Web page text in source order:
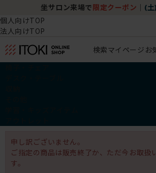
坐サロン来場で 限定クーポン (土
個人向けTOP
法人向けTOP
検索マイページ お
申し訳ございません。
ご指定の商品は販売終了か、ただ今お取扱
す。